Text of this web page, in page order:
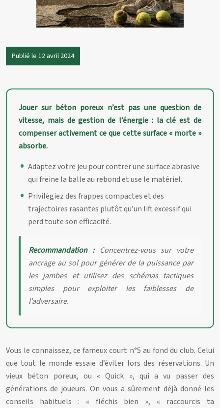
Publié le 12 avril 2024
Jouer sur béton poreux n’est pas une question de
vitesse, mais de gestion de l’énergie : la clé est de
compenser activement ce que cette surface « morte »
absorbe.
Adaptez votre jeu pour contrer une surface abrasive
qui freine la balle au rebond et use le matériel.
Privilégiez des frappes compactes et des
trajectoires rasantes plutôt qu’un lift excessif qui
perd toute son efficacité.
Recommandation :Concentrez-vous sur votre
ancrage au sol pour générer de la puissance par
les jambes et utilisez des schémas tactiques
simples pour exploiter les faiblesses de
l’adversaire.
Vous le connaissez, ce fameux court n°5 au fond du club. Celui
que tout le monde essaie d’éviter lors des réservations. Un
vieux béton poreux, ou « Quick », qui a vu passer des
générations de joueurs. On vous a sûrement déjà donné les
conseils habituels : « fléchis bien », « raccourcis ta